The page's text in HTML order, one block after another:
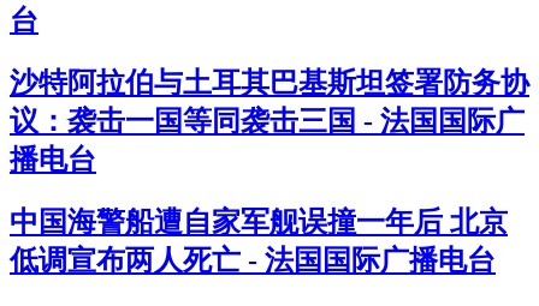
台
沙特阿拉伯与土耳其巴基斯坦签署防务协
议：袭击一国等同袭击三国 - 法国国际广
播电台
中国海警船遭自家军舰误撞一年后 北京
低调宣布两人死亡 - 法国国际广播电台